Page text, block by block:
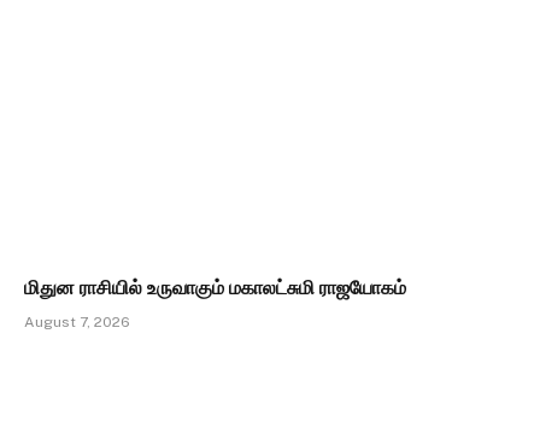
மிதுன ராசியில் உருவாகும் மகாலட்சுமி ராஜயோகம்
August 7, 2026